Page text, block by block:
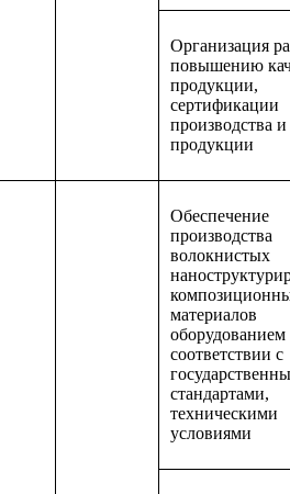
Организация
повышению
продукции,
сертификации
производства и
продукции
Обеспечение
производства
волокнистых
материалов
оборудованием
соответствии с
стандартами,
техническими
условиями